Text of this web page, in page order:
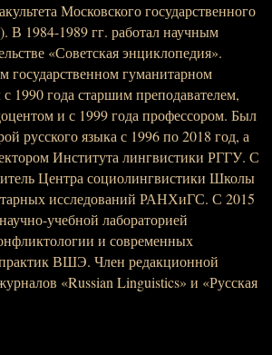
Московского государственного
В 1984-1989 гг. работал научным
«Советская энциклопедия».
государственном гуманитарном
с 1990 года старшим преподавателем,
и с 1999 года профессором. Был
русского языка с 1996 по 2018 год, а
Института лингвистики РГГУ. С
Центра социолингвистики Школы
исследований РАНХиГС. С 2015
учебной лабораторией
и современных
ВШЭ. Член редакционной
«Russian Linguistics» и «Русская